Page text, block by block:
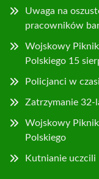
Uwaga na
pracowników
Wojskowy
Polskiego 15
Policjanci w
Zatrzymanie 32-
Wojskowy
Polskiego
Kutnianie